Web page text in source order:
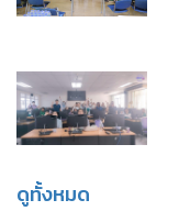
ดูทั้งหมด